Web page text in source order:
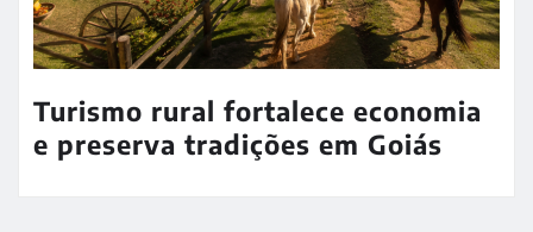
Turismo rural fortalece economia
e preserva tradições em Goiás